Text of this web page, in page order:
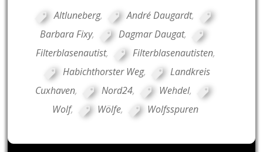
Altluneberg, André Daugardt,
Barbara Fixy, Dagmar Daugat,
Filterblasenautist, Filterblasenautisten,
Habichthorster Weg,
Landkreis
Cuxhaven, Nord24, Wehdel,
Wolf, Wölfe, Wolfsspuren